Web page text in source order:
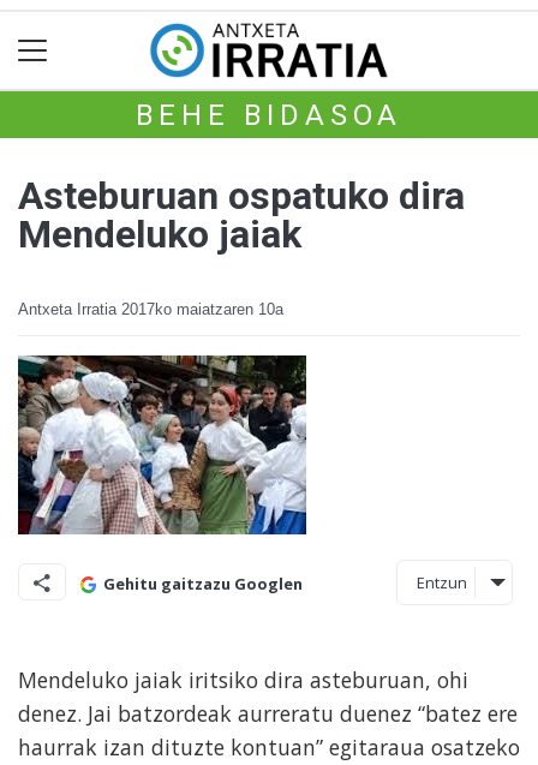
BEHE BIDASOA
Asteburuan ospatuko dira
Mendeluko jaiak
Antxeta Irratia 2017ko maiatzaren 10a
Gehitu gaitzazu Googlen Entzun
Mendeluko jaiak iritsiko dira asteburuan, ohi
denez. Jai batzordeak aurreratu duenez “batez ere
haurrak izan dituzte kontuan” egitaraua osatzeko